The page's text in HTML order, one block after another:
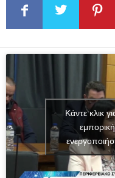
Κάντε κλικ